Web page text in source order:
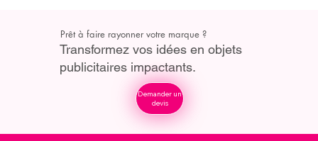
Prêt à faire rayonner votre marque ?
Transformez vos idées en objets
publicitaires impactants.
Demander un
devis